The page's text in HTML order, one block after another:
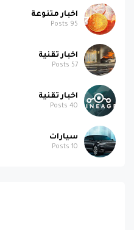
اخبار متنوعة
95
اخبار تقنية
57
اخبار تقنية
40
سيارات
10